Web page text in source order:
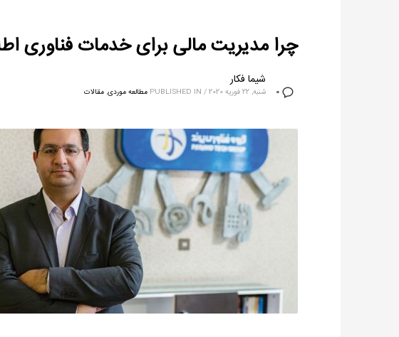
چرا مدیریت مالی برای خدمات فناوری
0
شیما فکار
شنبه, 22 فوریه 2020 /
PUBLISHED IN مطالعه موردی,مقالات